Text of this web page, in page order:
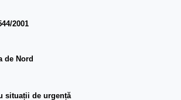
2001
de Nord
situații de urgență